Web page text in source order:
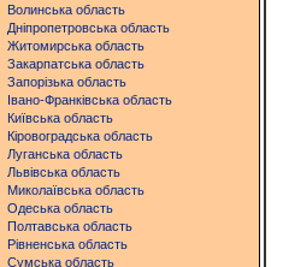
Волинська область
Дніпропетровська область
Житомирська область
Закарпатська область
Запорізька область
Івано-Франківська область
Київська область
Кіровоградська область
Луганська область
Львівська область
Миколаївська область
Одеська область
Полтавська область
Рівненська область
Сумська область